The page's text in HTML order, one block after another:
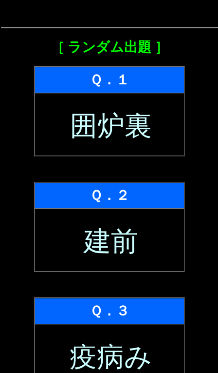
［ ランダム出題 ］
Ｑ．１
囲炉裏
Ｑ．２
建前
Ｑ．３
疫病み